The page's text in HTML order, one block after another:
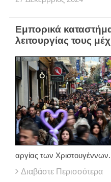
Εμπορικά
λειτουργίας τους
αργίας των Χριστουγέννων.
Διαβάστε Περισσότερα